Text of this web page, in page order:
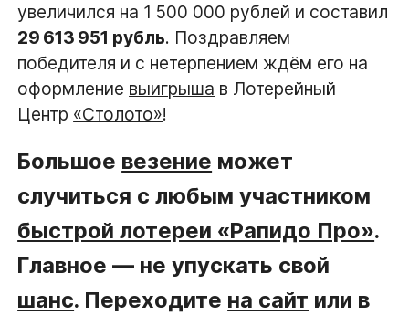
увеличился на 1 500 000 рублей и составил
29 613 951 рубль. Поздравляем
победителя и с нетерпением ждём его на
оформление выигрыша в Лотерейный
Центр «Столото»!
Большое везение может
случиться с любым участником
быстрой лотереи «Рапидо Про».
Главное — не упускать свой
шанс. Переходите на сайт или в